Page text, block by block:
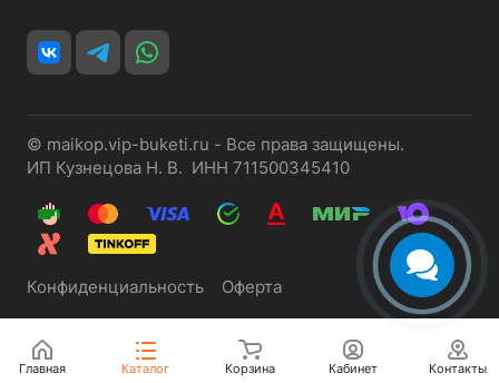
© maikop.vip-buketi.ru - Все права защищены.
ИП Кузнецова Н. В. ИНН 711500345410
Конфиденциальность Оферта
Главная Каталог Корзина Кабинет Контакты